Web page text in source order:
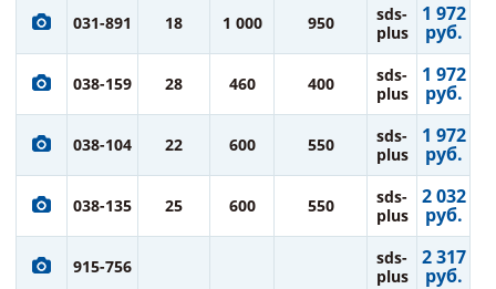
031-891 18 1 000 950
sds-
plus
1 972
руб.
038-159 28 460 400
sds-
plus
1 972
руб.
038-104 22 600 550
sds-
plus
1 972
руб.
038-135 25 600 550
sds-
plus
2 032
руб.
915-756
sds-
plus
2 317
руб.